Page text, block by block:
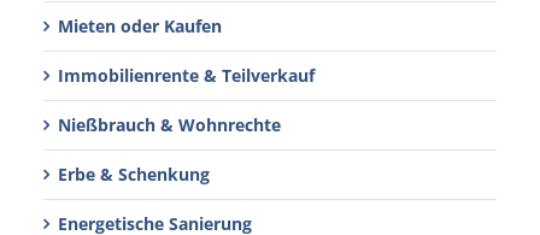
Mieten oder Kaufen
Immobilienrente & Teilverkauf
Nießbrauch & Wohnrechte
Erbe & Schenkung
Energetische Sanierung